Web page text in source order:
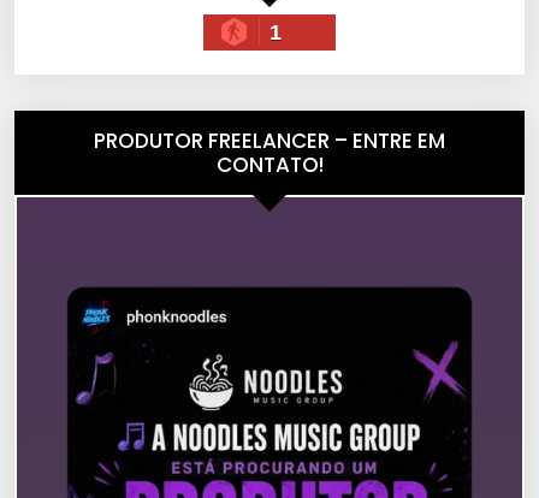
1
PRODUTOR FREELANCER – ENTRE EM
CONTATO!